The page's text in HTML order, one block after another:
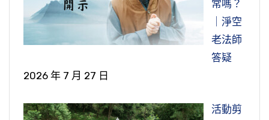
常嗎？
｜淨空
老法師
答疑
2026 年 7 月 27 日
活動剪